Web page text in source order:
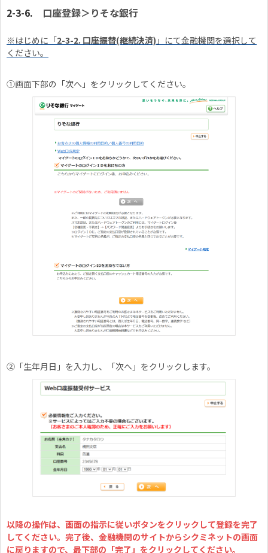
口座登録＞りそな銀行
※はじめに「2-3-2. 口座振替(継続決済) 」にて金融機関を選択して
ください。
①画面下部の「次へ」をクリックしてください。
②「生年月日」を入力し、「次へ」をクリックします。
以降の操作は、画面の指示に従いボタンをクリックして登録を完了
してください。完了後、金融機関のサイトからシクミネットの画面
に戻りますので、最下部の「完了」をクリックしてください。